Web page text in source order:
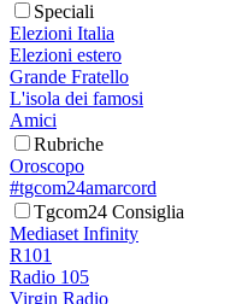
Speciali
Elezioni Italia
Elezioni estero
Grande Fratello
L'isola dei famosi
Amici
Rubriche
Oroscopo
#tgcom24amarcord
Tgcom24 Consiglia
Mediaset Infinity
R101
Radio 105
Virgin Radio